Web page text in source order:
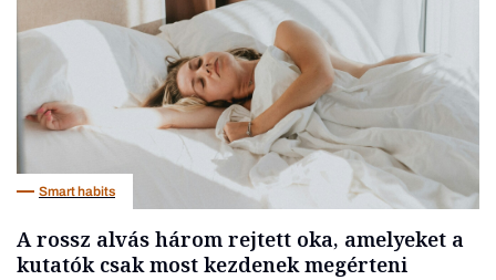
Smart habits
A rossz alvás három rejtett oka, amelyeket a
kutatók csak most kezdenek megérteni